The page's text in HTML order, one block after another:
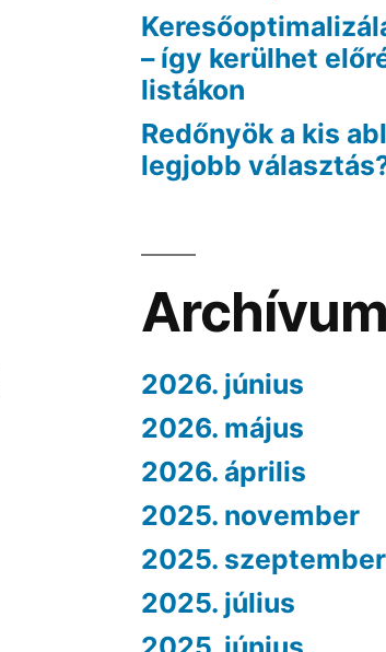
– így kerülhet
listákon
Redőnyök a kis
legjobb
Archívum
2026. június
2026. május
2026. április
2025. november
2025. szeptember
2025. július